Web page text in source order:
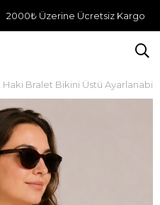
2000₺ Üzerine Ücretsiz Kargo
Haki Bralet Bikini Üstü Ayarlanabilir